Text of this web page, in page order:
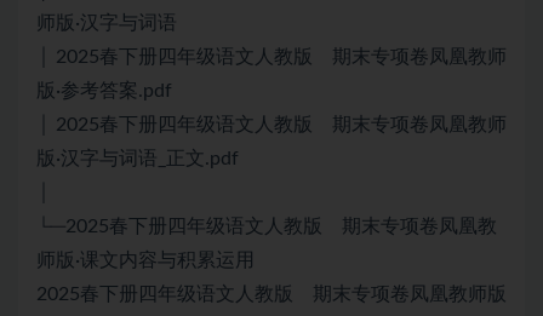
师版·汉字与词语
│ 2025春下册四年级语文人教版 期末专项卷凤凰教师
版·参考答案.pdf
│ 2025春下册四年级语文人教版 期末专项卷凤凰教师
版·汉字与词语_正文.pdf
└─2025春下册四年级语文人教版 期末专项卷凤凰教
师版·课文内容与积累运用
2025春下册四年级语文人教版 期末专项卷凤凰教师版